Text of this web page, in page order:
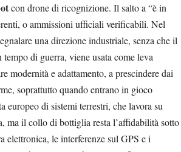
con drone di ricognizione. Il salto a “è in
o ammissioni ufficiali verificabili. Nel
una direzione industriale, senza che il
di guerra, viene usata come leva
modernità e adattamento, a prescindere dai
soprattutto quando entrano in gioco
europeo di sistemi terrestri, che lavora su
ma il collo di bottiglia resta l’affidabilità sotto
elettronica, le interferenze sul GPS e i